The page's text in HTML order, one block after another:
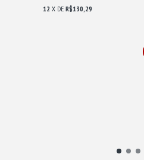
12 X DE R$130,29